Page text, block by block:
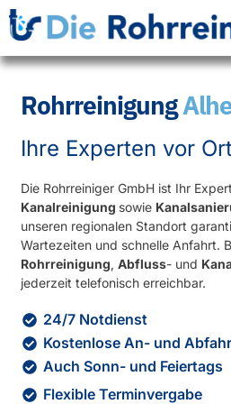
Rohrreinigung
Ihre Experten vor
Die Rohrreiniger GmbH ist Ihr
Kanalreinigung sowie
unseren regionalen Standort
Wartezeiten und schnelle Anfahrt.
Rohrreinigung,Abfluss- und
jederzeit telefonisch erreichbar.
24/7 Notdienst
Kostenlose An- und
Auch Sonn- und Feiertags
Flexible Terminvergabe